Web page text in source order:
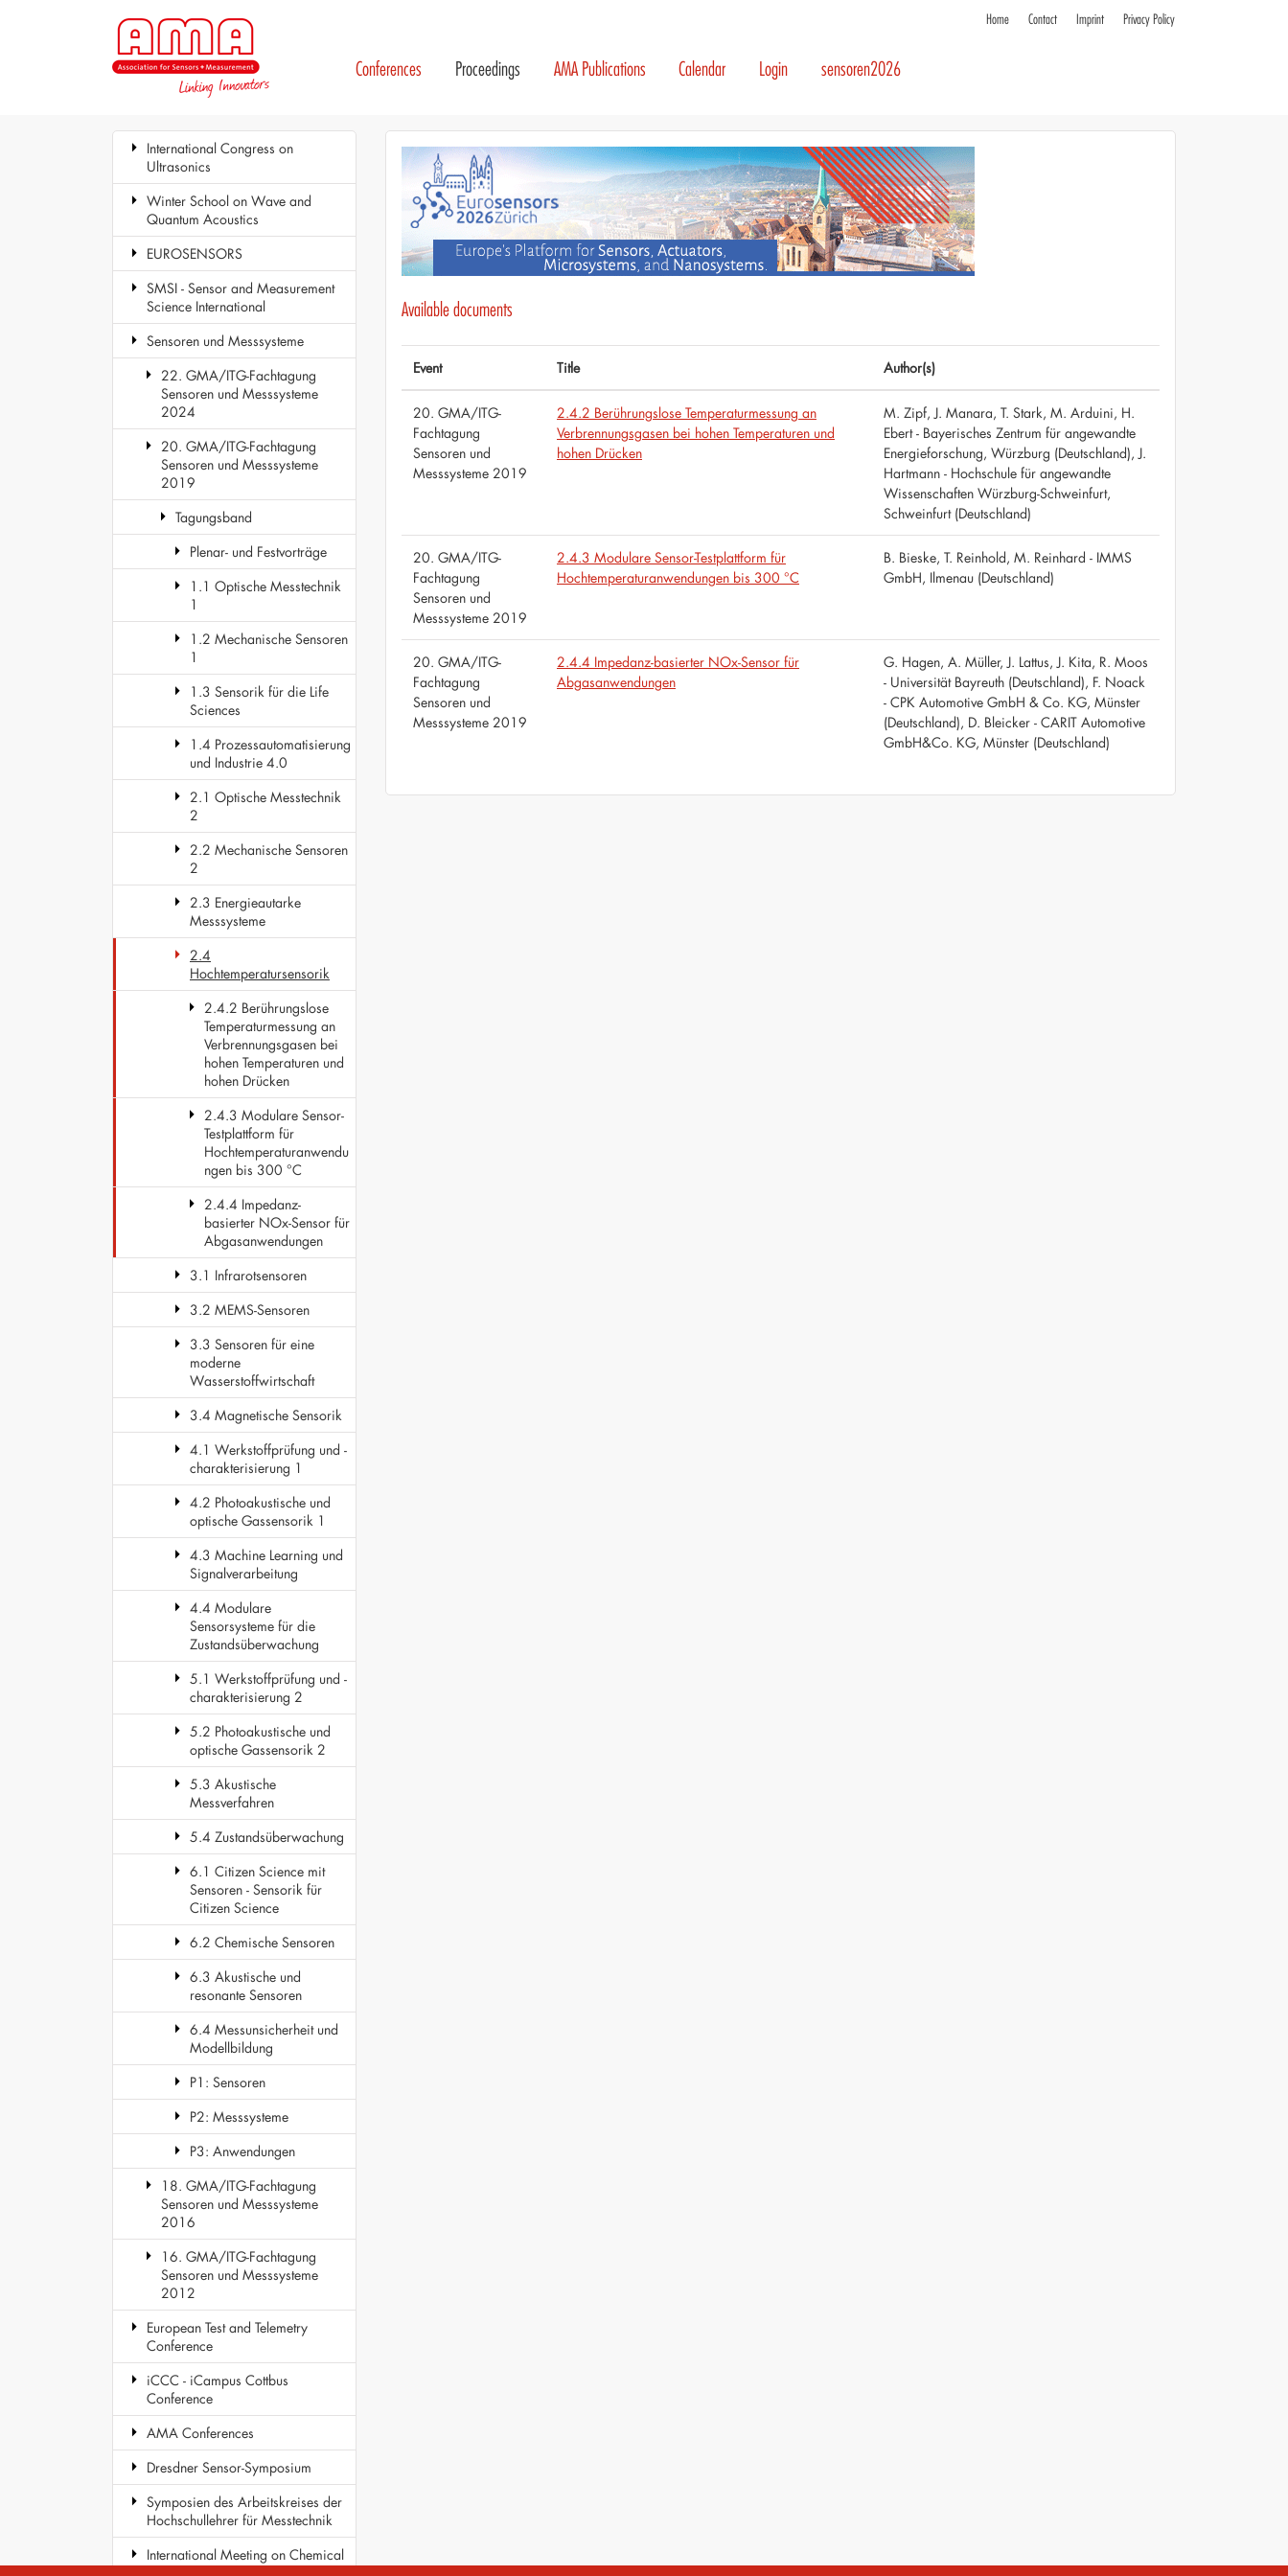
Home Contact Imprint Privacy Policy
Conferences Proceedings AMA Publications Calendar Login sensoren2026
International Congress on
Ultrasonics
Winter School on Wave and
Quantum Acoustics
EUROSENSORS
SMSI - Sensor and Measurement
Science International
Sensoren und Messsysteme
22. GMA/ITG-Fachtagung
Sensoren und Messsysteme
2024
20. GMA/ITG-Fachtagung
Sensoren und Messsysteme
2019
Tagungsband
Plenar- und Festvorträge
1.1 Optische Messtechnik
1
1.2 Mechanische Sensoren
1
1.3 Sensorik für die Life
Sciences
1.4 Prozessautomatisierung
und Industrie 4.0
2.1 Optische Messtechnik
2
2.2 Mechanische Sensoren
2
2.3 Energieautarke
Messsysteme
2.4
Hochtemperatursensorik
2.4.2 Berührungslose
Temperaturmessung an
Verbrennungsgasen bei
hohen Temperaturen und
hohen Drücken
2.4.3 Modulare Sensor-
Testplattform für
Hochtemperaturanwendu
ngen bis 300 °C
2.4.4 Impedanz-
basierter NOx-Sensor für
Abgasanwendungen
3.1 Infrarotsensoren
3.2 MEMS-Sensoren
3.3 Sensoren für eine
moderne
Wasserstoffwirtschaft
3.4 Magnetische Sensorik
4.1 Werkstoffprüfung und -
charakterisierung 1
4.2 Photoakustische und
optische Gassensorik 1
4.3 Machine Learning und
Signalverarbeitung
4.4 Modulare
Sensorsysteme für die
Zustandsüberwachung
5.1 Werkstoffprüfung und -
charakterisierung 2
5.2 Photoakustische und
optische Gassensorik 2
5.3 Akustische
Messverfahren
5.4 Zustandsüberwachung
6.1 Citizen Science mit
Sensoren - Sensorik für
Citizen Science
6.2 Chemische Sensoren
6.3 Akustische und
resonante Sensoren
6.4 Messunsicherheit und
Modellbildung
P1: Sensoren
P2: Messsysteme
P3: Anwendungen
18. GMA/ITG-Fachtagung
Sensoren und Messsysteme
2016
16. GMA/ITG-Fachtagung
Sensoren und Messsysteme
2012
European Test and Telemetry
Conference
iCCC - iCampus Cottbus
Conference
AMA Conferences
Dresdner Sensor-Symposium
Symposien des Arbeitskreises der
Hochschullehrer für Messtechnik
International Meeting on Chemical
Available documents
Event Title Author(s)
20. GMA/ITG-
Fachtagung
Sensoren und
Messsysteme 2019
2.4.2 Berührungslose Temperaturmessung an
Verbrennungsgasen bei hohen Temperaturen und
hohen Drücken
M. Zipf, J. Manara, T. Stark, M. Arduini, H.
Ebert - Bayerisches Zentrum für angewandte
Energieforschung, Würzburg (Deutschland), J.
Hartmann - Hochschule für angewandte
Wissenschaften Würzburg-Schweinfurt,
Schweinfurt (Deutschland)
20. GMA/ITG-
Fachtagung
Sensoren und
Messsysteme 2019
2.4.3 Modulare Sensor-Testplattform für
Hochtemperaturanwendungen bis 300 °C
B. Bieske, T. Reinhold, M. Reinhard - IMMS
GmbH, Ilmenau (Deutschland)
20. GMA/ITG-
Fachtagung
Sensoren und
Messsysteme 2019
2.4.4 Impedanz-basierter NOx-Sensor für
Abgasanwendungen
G. Hagen, A. Müller, J. Lattus, J. Kita, R. Moos
- Universität Bayreuth (Deutschland), F. Noack
- CPK Automotive GmbH & Co. KG, Münster
(Deutschland), D. Bleicker - CARIT Automotive
GmbH&Co. KG, Münster (Deutschland)